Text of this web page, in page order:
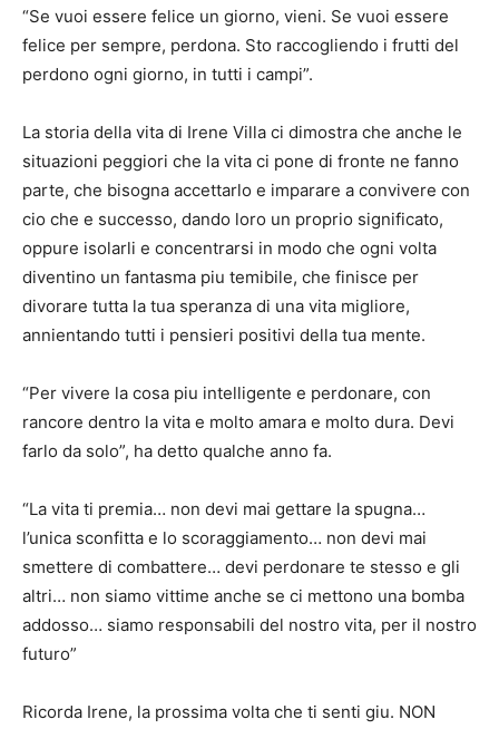
“Se vuoi essere felice un giorno, vieni. Se vuoi essere
felice per sempre, perdona. Sto raccogliendo i frutti del
perdono ogni giorno, in tutti i campi”.
La storia della vita di Irene Villa ci dimostra che anche le
situazioni peggiori che la vita ci pone di fronte ne fanno
parte, che bisogna accettarlo e imparare a convivere con
cio che e successo, dando loro un proprio significato,
oppure isolarli e concentrarsi in modo che ogni volta
diventino un fantasma piu temibile, che finisce per
divorare tutta la tua speranza di una vita migliore,
annientando tutti i pensieri positivi della tua mente.
“Per vivere la cosa piu intelligente e perdonare, con
rancore dentro la vita e molto amara e molto dura. Devi
farlo da solo”, ha detto qualche anno fa.
“La vita ti premia… non devi mai gettare la spugna…
l’unica sconfitta e lo scoraggiamento… non devi mai
smettere di combattere… devi perdonare te stesso e gli
altri… non siamo vittime anche se ci mettono una bomba
addosso… siamo responsabili del nostro vita, per il nostro
futuro”
Ricorda Irene, la prossima volta che ti senti giu. NON